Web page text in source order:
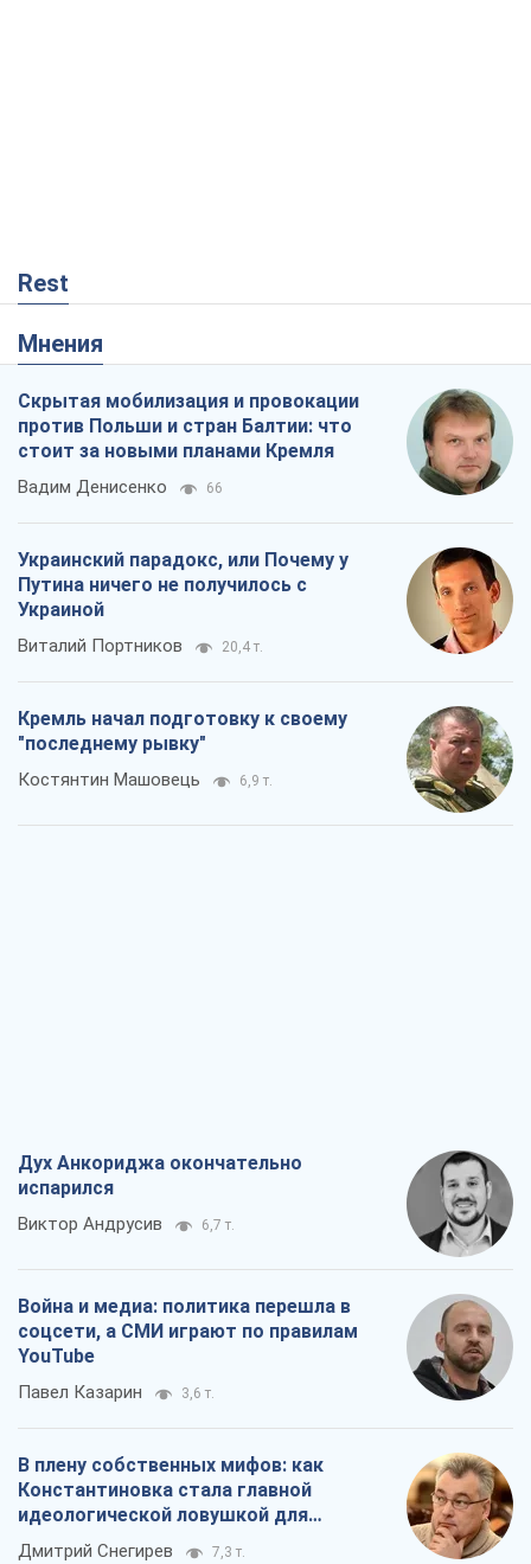
Rest
Мнения
Скрытая мобилизация и провокации
против Польши и стран Балтии: что
стоит за новыми планами Кремля
Вадим Денисенко 66
Украинский парадокс, или Почему у
Путина ничего не получилось с
Украиной
Виталий Портников 20,4 т.
Кремль начал подготовку к своему
"последнему рывку"
Костянтин Машовець 6,9 т.
Дух Анкориджа окончательно
испарился
Виктор Андрусив 6,7 т.
Война и медиа: политика перешла в
соцсети, а СМИ играют по правилам
YouTube
Павел Казарин 3,6 т.
В плену собственных мифов: как
Константиновка стала главной
идеологической ловушкой для
российских оккупантов
Дмитрий Снегирев 7,3 т.